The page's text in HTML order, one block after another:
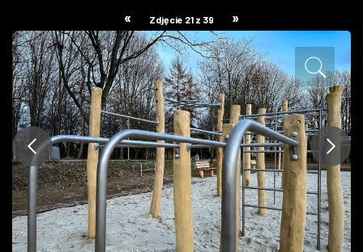
W RZESZOWIE
« Zdjęcie 21 z 39 »